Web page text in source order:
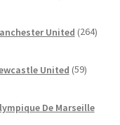
United 264
United 59izdelkov
De Marseille